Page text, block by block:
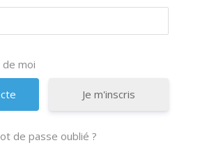
de moi
Je m'inscris
de passe oublié ?